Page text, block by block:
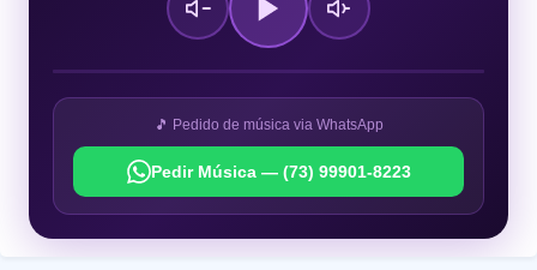
🎵 Pedido de música via WhatsApp
Pedir Música — (73) 99901-8223